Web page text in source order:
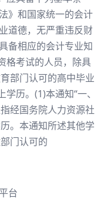
》和国家统一的会计
道德，无严重违反财
备相应的会计专业知
格考试的人员，除具
部门认可的高中毕业
历。(1)本通知“一、
经国务院人力资源社
。本通知所述其他学
门认可的
台